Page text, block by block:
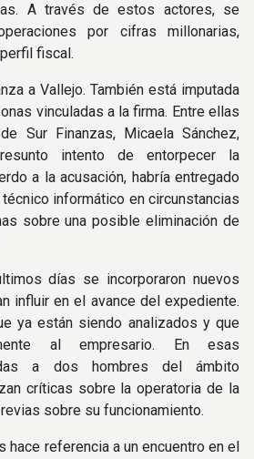
A través de estos actores, se
por cifras millonarias,
fiscal.
a Vallejo. También está imputada
vinculadas a la firma. Entre ellas
Sur Finanzas, Micaela Sánchez,
intento de entorpecer la
a la acusación, habría entregado
técnico informático en circunstancias
sobre una posible eliminación de
días se incorporaron nuevos
influir en el avance del expediente.
ya están siendo analizados y que
al empresario. En esas
a dos hombres del ámbito
críticas sobre la operatoria de la
sobre su funcionamiento.
hace referencia a un encuentro en el